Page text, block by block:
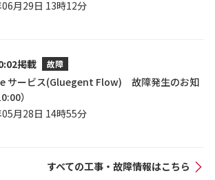
月29日 13時12分
掲載 故障
サービス(Gluegent Flow) 故障発生のお知
）
月28日 14時55分
すべての工事・故障情報はこちら